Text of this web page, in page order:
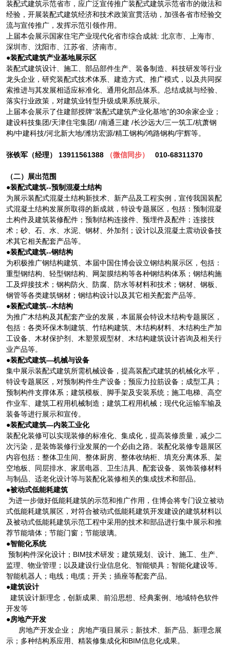
装配式建筑示范省市，应广泛宣传推广装配式建筑示范省市的做法和
经验，开展装配式建筑经济和技术政策宣贯活动，加强各省市经验交
流与宣传推广，发挥示范引领作用。
上届本会展示国家住宅产业现代化省市综合成就: 北京市、上海市、
深圳市、沈阳市、江苏省、济南市。
●装配式建筑产业基地展示区
装配式建筑设计、施工、部品部件生产、装备制造、科技研发等行业
龙头企业，研究装配式技术体系、建造方式、推广模式，以及共同探
索推进与其发展相适应标准化、通用化部品体系。总结成就与经验、
落实行业政策，对建筑业转型升级成果系统展示。
上届本会展示了住建部授牌“装配式建筑产业化基地”的30余家企业；
建设科技集团/天津住宅集团/ /南通三建 /长沙远大/三一筑工/杭萧钢
构/中建科技/河北新大地/潍坊宏源/精工钢构/鸿路钢构/宇辉等。
张铁军（经理） 13911561388 （微信同步） 010-68311370
（二）展出范围
●装配式建筑--预制混凝土结构
为展示装配式混凝土结构新技术、新产品及工程实例，宣传我国装配
式混凝土结构发展所取得的新成就，特设专题展区，包括：预制混凝
土构件及建筑装修配件；预制结构连接件、预埋件及配件；连接技
术；砂、石、水、水泥、钢材、外加剂；设计以及混凝土震动设备技
术其它相关配套产品等。
●装配式建筑--钢结构
为积极推广钢结构建筑、本届中国住博会设立钢结构展示区，包括：
重型钢结构、轻型钢结构、网架膜结构等各种钢结构体系；钢结构施
工及焊接技术；钢构防火、防腐、防水等材料和技术；钢材、钢板、
钢管等各类建筑钢材；钢结构设计以及其它相关配套产品等。
●装配式建筑--木结构
为推广木结构及其配套产业的发展，本届展会特设木结构专题展区，
包括：各类环保木制建筑、竹结构建筑、木结构材料、木结构生产加
工设备、木材保护剂、木塑景观型材、木结构建筑设计咨询及相关行
业产品等。
●装配式建筑—机械与设备
集中展示装配式建筑所需机械设备，提高装配式建筑的机械化水平，
特设专题展区，对预制构件生产设备；预应力拉筋设备；成型工具；
预制构件支撑体系；建筑模板、脚手架及安装系统；施工电梯、高空
作业车、建筑工程用机械制造；建筑工程用机械；现代化运输车输及
装备等进行展示和宣传。
●装配式建筑—内装工业化
装配化装修可以实现装修的标准化、集成化，提高装修质量，减少二
次污染，是装饰装修行业发展的一个必由之路。装配化装修专题展区
内容包括：整体卫生间、整体厨房、整体收纳柜、填充分离体系、架
空地板、同层排水、家居电器、卫生洁具、配套设备、装饰装修材料
与制品、适老化设计等与装配化装修相关的集成技术和部品。
●被动式低能耗建筑
为进一步做好低能耗建筑的示范和推广作用，住博会将专门设立被动
式低能耗建筑展区，对符合被动式低能耗建筑开发建设的建筑材料以
及被动式低能耗建筑示范工程中采用的技术和部品进行集中展示和推
荐节能墙体；节能门窗；节能玻璃。
●智能化系统
预制构件深化设计；BIM技术研发；建筑规划、设计、施工、生产、
监理、物业管理；以及建设行业信息化、智能锁具；智能化建设等。
智能机器人；电线；电缆；开关；插座等配套产品。
●建筑设计
建筑设计新理念，创新成果、前沿思想、经典案例、地域特色软件
开发等
●房地产开发
房地产开发企业； 房地产项目展示；新技术、新产品、新理念展
示；多种结构系应用、精装修集成化和BIM信息化成果。